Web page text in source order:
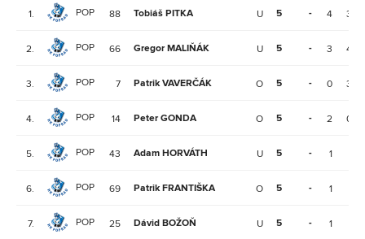
1. POP 88 Tobiáš PITKA U 5 - 4 3
2. POP 66 Gregor MALIŇÁK U 5 - 3 4
3. POP 7 Patrik VAVERČÁK O 5 - 0 3
4. POP 14 Peter GONDA O 5 - 2 0
5. POP 43 Adam HORVÁTH U 5 - 1
6. POP 69 Patrik FRANTIŠKA O 5 - 1
7. POP 25 Dávid BOŽOŇ U 5 - 1